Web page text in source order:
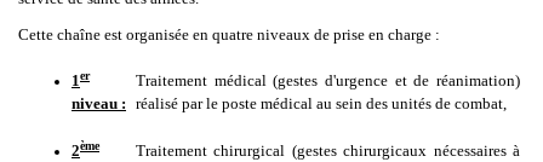
Cette chaîne est organisée en quatre niveaux de prise en charge :
1er
niveau :
Traitement médical (gestes d'urgence et de réanimation)
réalisé par le poste médical au sein des unités de combat,
2ème
Traitement chirurgical (gestes chirurgicaux nécessaires à